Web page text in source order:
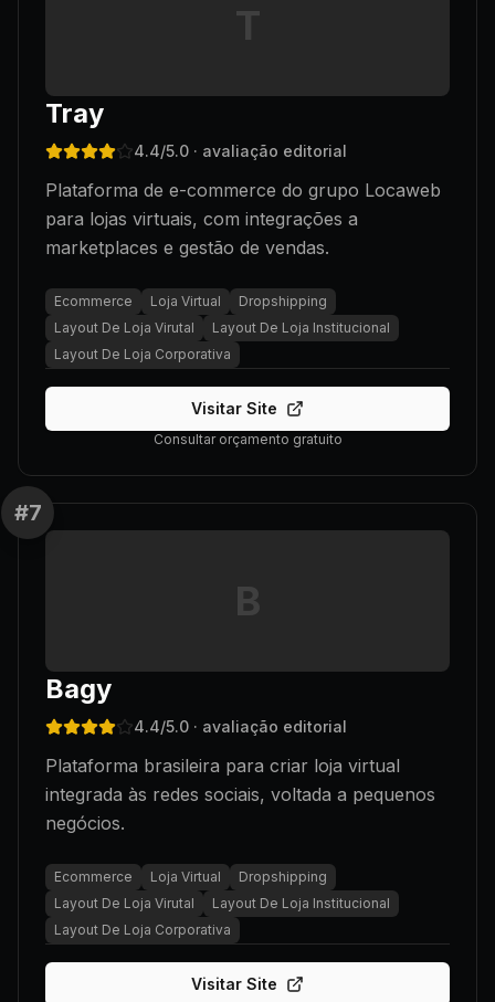
T
Tray
4.4/5.0 · avaliação editorial
Plataforma de e-commerce do grupo Locaweb
para lojas virtuais, com integrações a
marketplaces e gestão de vendas.
Ecommerce Loja Virtual
Dropshipping
Layout De Loja Virutal
Layout De Loja Institucional
Layout De Loja Corporativa
Visitar Site
Consultar orçamento gratuito
#7
B
Bagy
4.4/5.0 · avaliação editorial
Plataforma brasileira para criar loja virtual
integrada às redes sociais, voltada a pequenos
negócios.
Ecommerce Loja Virtual
Dropshipping
Layout De Loja Virutal
Layout De Loja Institucional
Layout De Loja Corporativa
Visitar Site